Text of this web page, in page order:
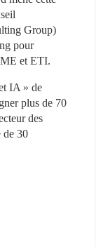
Group)
pour
et ETI.
IA » de
plus de 70
des
de 30